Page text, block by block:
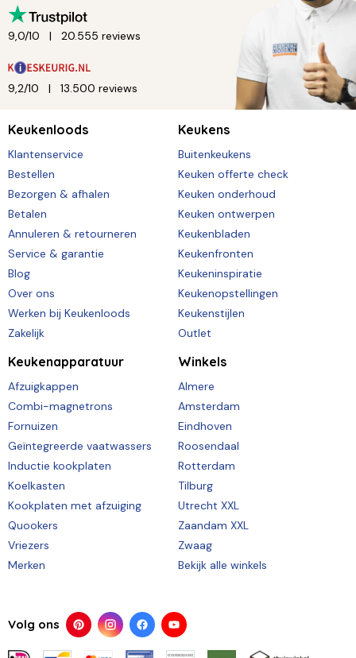
9,0/10 20.555 reviews
9,2/10 13.500 reviews
Keukenloods
Klantenservice
Bestellen
Bezorgen & afhalen
Betalen
Annuleren & retourneren
Service & garantie
Blog
Over ons
Werken bij Keukenloods
Zakelijk
Keukens
Buitenkeukens
Keuken offerte check
Keuken onderhoud
Keuken ontwerpen
Keukenbladen
Keukenfronten
Keukeninspiratie
Keukenopstellingen
Keukenstijlen
Outlet
Keukenapparatuur
Afzuigkappen
Combi-magnetrons
Fornuizen
Geïntegreerde vaatwassers
Inductie kookplaten
Koelkasten
Kookplaten met afzuiging
Quookers
Vriezers
Merken
Winkels
Almere
Amsterdam
Eindhoven
Roosendaal
Rotterdam
Tilburg
Utrecht XXL
Zaandam XXL
Zwaag
Bekijk alle winkels
Volg ons